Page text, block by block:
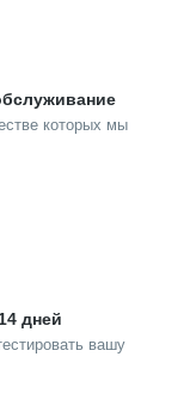
которых мы
дней
вашу